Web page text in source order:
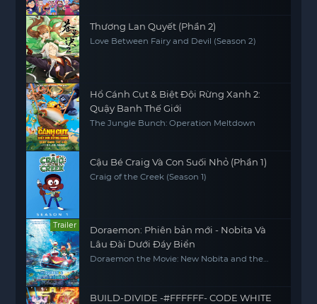
Thương Lan Quyết (Phần 2)
Love Between Fairy and Devil (Season 2)
Hổ Cánh Cụt & Biệt Đội Rừng Xanh 2:
Quậy Banh Thế Giới
The Jungle Bunch: Operation Meltdown
Cậu Bé Craig Và Con Suối Nhỏ (Phần 1)
Craig of the Creek (Season 1)
Trailer
Doraemon: Phiên bản mới - Nobita Và
Lâu Đài Dưới Đáy Biển
Doraemon the Movie: New Nobita and the
BUILD-DIVIDE -#FFFFFF- CODE WHITE